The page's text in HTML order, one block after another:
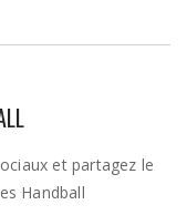
et partagez le
Handball